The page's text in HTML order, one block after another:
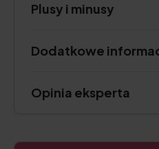
Plusy i minusy
Dodatkowe
Opinia eksperta